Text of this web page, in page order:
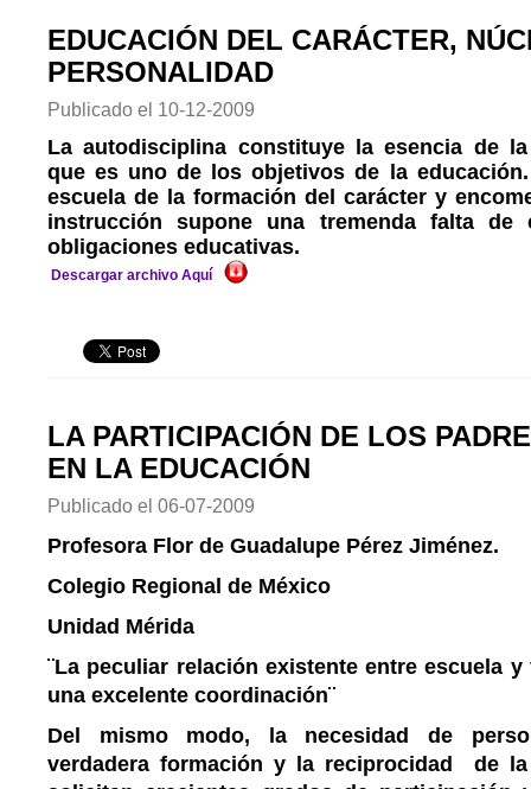
EDUCACIÓN DEL CARÁCTER,
PERSONALIDAD
Publicado el 10-12-2009
La autodisciplina constituye la esencia de
que es uno de los objetivos de la
escuela de la formación del carácter y
instrucción supone una tremenda falta de
obligaciones educativas.
Descargar archivo Aquí
LA PARTICIPACIÓN DE LOS
EN LA EDUCACIÓN
Publicado el 06-07-2009
Profesora Flor de Guadalupe Pérez Jiménez.
Colegio Regional de México
Unidad Mérida
¨La peculiar relación existente entre escuela
una excelente coordinación¨
Del mismo modo, la necesidad de
verdadera formación y la reciprocidad de la